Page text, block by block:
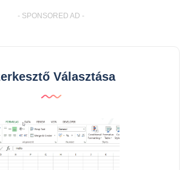
- SPONSORED AD -
Választása